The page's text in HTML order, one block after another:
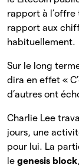
rapport à
rapport aux
habituellement.
Sur le long
dira en effet «
d’autres ont
Charlie Lee
jours, une
pour lui. La
le genesis block